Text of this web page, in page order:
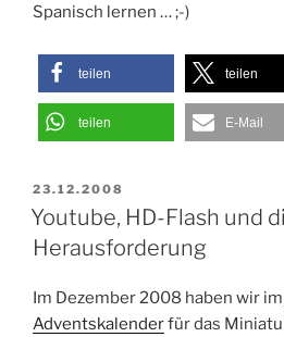
Spanisch lernen … ;-)
teilen teilen
teilen E-Mail
VERÖFFENTLICHT
AM
23.12.2008
Youtube, HD-Flash und
Herausforderung
Im Dezember 2008 haben wir im
Adventskalenderfür das